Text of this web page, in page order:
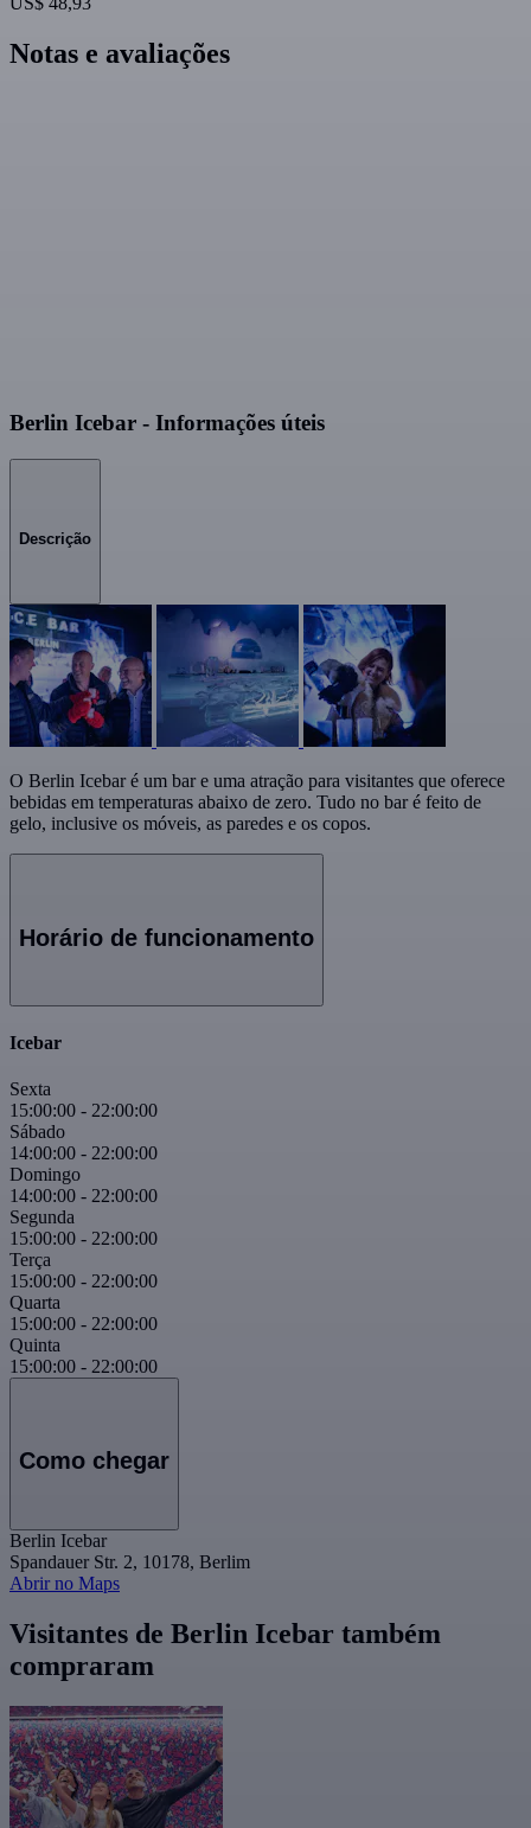
Notas e avaliações
Berlin Icebar - Informações úteis
Descrição
O Berlin Icebar é um bar e uma atração para visitantes que oferece
bebidas em temperaturas abaixo de zero. Tudo no bar é feito de
gelo, inclusive os móveis, as paredes e os copos.
Horário de funcionamento
Icebar
Sexta
15:00:00 - 22:00:00
Sábado
14:00:00 - 22:00:00
Domingo
14:00:00 - 22:00:00
Segunda
15:00:00 - 22:00:00
Terça
15:00:00 - 22:00:00
Quarta
15:00:00 - 22:00:00
Quinta
15:00:00 - 22:00:00
Como chegar
Berlin Icebar
Spandauer Str. 2, 10178, Berlim
Abrir no Maps
Visitantes de Berlin Icebar também
compraram